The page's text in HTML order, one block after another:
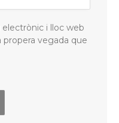
i lloc web
propera vegada que